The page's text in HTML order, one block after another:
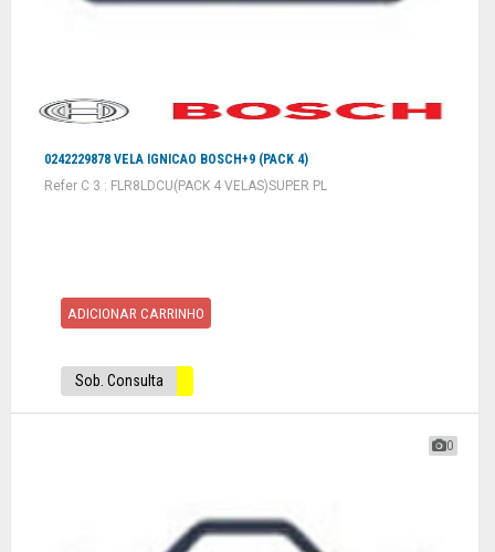
0242229878 VELA IGNICAO BOSCH+9 (PACK 4)
Refer C 3 : FLR8LDCU(PACK 4 VELAS)SUPER PL
ADICIONAR CARRINHO
Sob. Consulta
0